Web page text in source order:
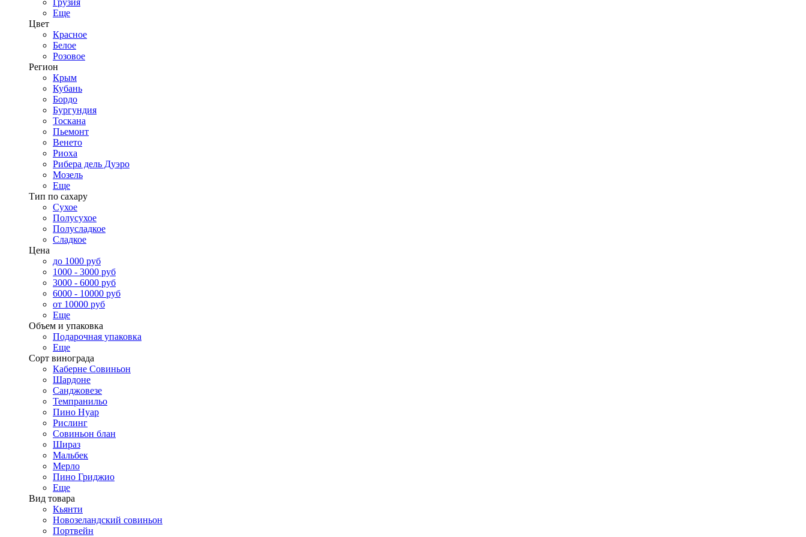
Грузия
Еще
Цвет
Красное
Белое
Розовое
Регион
Крым
Кубань
Бордо
Бургундия
Тоскана
Пьемонт
Венето
Риоха
Рибера дель Дуэро
Мозель
Еще
Тип по сахару
Сухое
Полусухое
Полусладкое
Сладкое
Цена
до 1000 руб
1000 - 3000 руб
3000 - 6000 руб
6000 - 10000 руб
от 10000 руб
Еще
Объем и упаковка
Подарочная упаковка
Еще
Сорт винограда
Каберне Совиньон
Шардоне
Санджовезе
Темпранильо
Пино Нуар
Рислинг
Совиньон блан
Шираз
Мальбек
Мерло
Пино Гриджио
Еще
Вид товара
Кьянти
Новозеландский совиньон
Портвейн